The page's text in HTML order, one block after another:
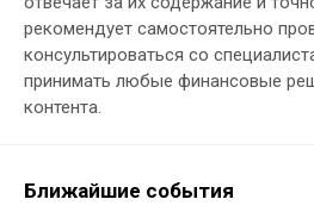
рекомендует самостоятельно
консультироваться со
принимать любые финансовые
контента.
Ближайшие события